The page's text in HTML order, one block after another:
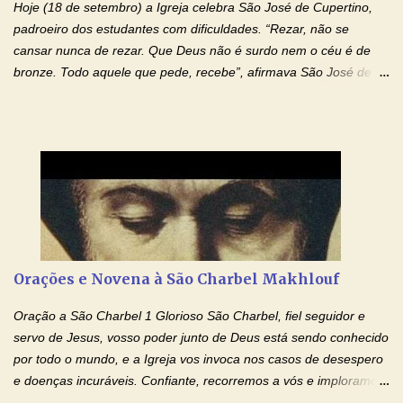
filhos. Mas isso não é o c...
Hoje (18 de setembro) a Igreja celebra São José de Cupertino,
padroeiro dos estudantes com dificuldades. “Rezar, não se
cansar nunca de rezar. Que Deus não é surdo nem o céu é de
bronze. Todo aquele que pede, recebe”, afirmava São José de
mim o teu fervor, a tua sabedoria e a tua fé. Mostra tua bondade,
ajudando-me e eu me esforçarei para imitar tuas virtudes.
Glória… Amável protetor meu, o estudo geralmente é difícil, duro
e entediante para mim. Tu podes deixar tudo isso mais fácil e
agradável. Espera somente meu chamado. Eu te prometo um
esforço maior em meus estudos e uma vida mais digna de tua
santidade. Glória… Deus, que quiseste atrair tudo a teu unigênito
Filho, que foi crucificado, permite que, pelos méritos e exemplos
de te...
Orações e Novena à São Charbel Makhlouf
Oração a São Charbel 1 Glorioso São Charbel, fiel seguidor e
servo de Jesus, vosso poder junto de Deus está sendo conhecido
por todo o mundo, e a Igreja vos invoca nos casos de desespero
e doenças incuráveis. Confiante, recorremos a vós e imploramos